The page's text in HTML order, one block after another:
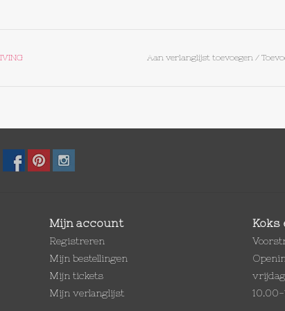
Aan verlanglijst toevoegen /
Mijn account
Registreren
Mijn bestellingen
Mijn tickets
Mijn verlanglijst
Koks
10.00-